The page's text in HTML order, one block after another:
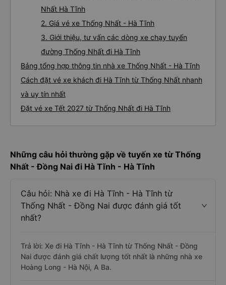
Nhất Hà Tĩnh
2. Giá vé xe Thống Nhất - Hà Tĩnh
3. Giới thiệu, tư vấn các dòng xe chạy tuyến
đường Thống Nhất đi Hà Tĩnh
Bảng tổng hợp thông tin nhà xe Thống Nhất - Hà Tĩnh
Cách đặt vé xe khách đi Hà Tĩnh từ Thống Nhất nhanh
và uy tín nhất
Đặt vé xe Tết 2027 từ Thống Nhất đi Hà Tĩnh
Những câu hỏi thường gặp về tuyến xe từ Thống
Nhất - Đồng Nai đi Hà Tĩnh - Hà Tĩnh
Câu hỏi: Nhà xe đi Hà Tĩnh - Hà Tĩnh từ
Thống Nhất - Đồng Nai được đánh giá tốt
nhất?
Trả lời: Xe đi Hà Tĩnh - Hà Tĩnh từ Thống Nhất - Đồng
Nai được đánh giá chất lượng tốt nhất là những nhà xe
Hoàng Long - Hà Nội, A Ba.